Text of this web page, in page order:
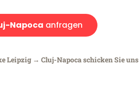
Napoca anfragen
Leipzig → Cluj-Napoca schicken Sie